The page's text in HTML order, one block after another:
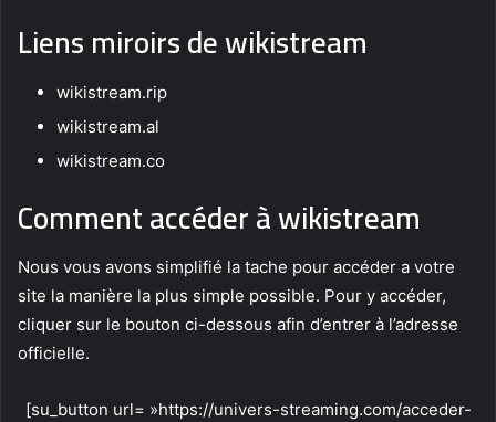
Liens miroirs de wikistream
wikistream.rip
wikistream.al
wikistream.co
Comment accéder à wikistream
Nous vous avons simplifié la tache pour accéder a votre
site la manière la plus simple possible. Pour y accéder,
cliquer sur le bouton ci-dessous afin d’entrer à l’adresse
officielle.
[su_button url= »https://univers-streaming.com/acceder-